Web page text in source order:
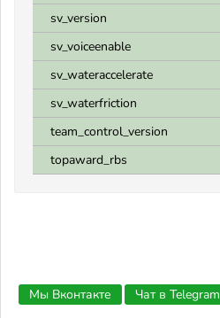
sv_version
sv_voiceenable
sv_wateraccelerate
sv_waterfriction
team_control_version
topaward_rbs
Мы Вконтакте Чат в Telegram